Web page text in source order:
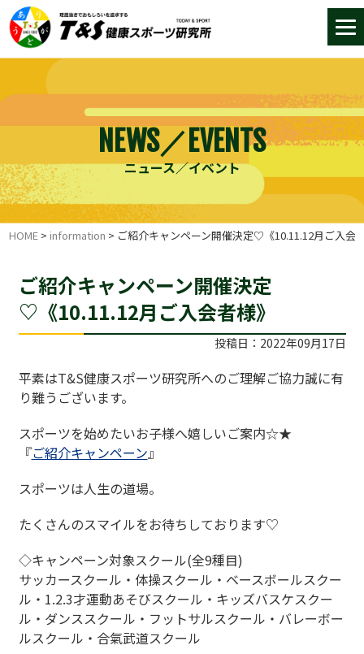
NEWS／EVENTS
ニュース／イベント
HOME >information > ご紹介キャンペーン開催決定♡《10.11.12月ご入会
ご紹介キャンペーン開催決定
♡《10.11.12月ご入会者様》
投稿日：2022年09月17日
平素はT&S健康スポーツ研究所へのご理解ご協力誠に有
り難うございます。
スポーツを始めたいお子様へ嬉しいご案内☆★
『ご紹介キャンペーン』
スポーツは人生の道場。
たくさんのスマイルをお待ちしております♡
◇キャンペーン対象スクール(全9種目)
サッカースクール・体操スクール・ベースボールスクー
ル・ 1.2.3才運動あそびスクール・キッズバスケスクー
ル・ダンススクール・フットサルスクール・バレーボー
ルスクール・合氣武道スクール